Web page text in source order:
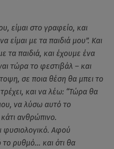
είμαι στο γραφείο, και
είμαι με τα παιδιά μου”. Και
τα παιδιά, και έχουμε ένα
τώρα το φεστιβάλ – και
σε ποια θέση θα μπει το
και να λέω: “Τώρα θα
να λύσω αυτό το
ανθρώπινο.
φυσιολογικό. Αφού
το ρυθμό… και ότι θα